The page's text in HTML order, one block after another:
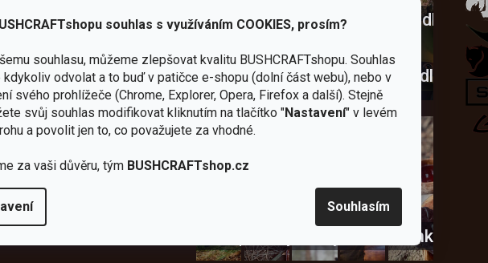
souhlas s využíváním COOKIES, prosím?
souhlasu, můžeme zlepšovat kvalitu BUSHCRAFTshopu. Souhlas
kdykoliv odvolat a to buď v patičce e-shopu (dolní část webu), nebo v
svého prohlížeče (Chrome, Explorer, Opera, Firefox a další). Stejně
svůj souhlas modifikovat kliknutím na tlačítko "Nastavení" v levém
a povolit jen to, co považujete za vhodné.
za vaši důvěru, tým BUSHCRAFTshop.cz
Souhlasím
skvělé výhody
NožeSekery
Vařiče
kartušeNádobí
Křesadla
škrtadla
Novinky